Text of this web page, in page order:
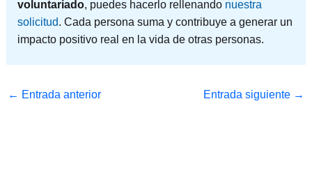
voluntariado, puedes hacerlo rellenandonuestra
solicitud. Cada persona suma y contribuye a generar un
impacto positivo real en la vida de otras personas.
← Entrada anterior Entrada siguiente →